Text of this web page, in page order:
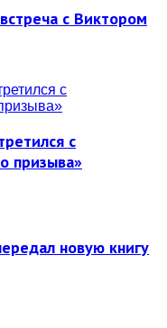
с Виктором
с
призыва»
новую книгу